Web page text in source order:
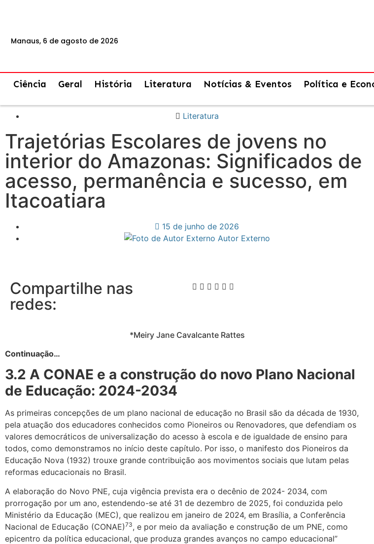
Manaus, 6 de agosto de 2026
Ciência Geral História Literatura Notícias & Eventos Política e
Literatura
Trajetórias Escolares de jovens no
interior do Amazonas: Significados de
acesso, permanência e sucesso, em
Itacoatiara
15 de junho de 2026
Autor Externo
Compartilhe nas
redes:
*Meiry Jane Cavalcante Rattes
Continuação…
3.2 A CONAE e a construção do novo Plano Nacional
de Educação: 2024-2034
As primeiras concepções de um plano nacional de educação no Brasil são da década de 1930,
pela atuação dos educadores conhecidos como Pioneiros ou Renovadores, que defendiam os
valores democráticos de universalização do acesso à escola e de igualdade de ensino para
todos, como demonstramos no início deste capítulo. Por isso, o manifesto dos Pioneiros da
Educação Nova (1932) trouxe grande contribuição aos movimentos sociais que lutam pelas
reformas educacionais no Brasil.
A elaboração do Novo PNE, cuja vigência prevista era o decênio de 2024- 2034, com
prorrogação por um ano, estendendo-se até 31 de dezembro de 2025, foi conduzida pelo
Ministério da Educação (MEC), que realizou em janeiro de 2024, em Brasília, a Conferência
Nacional de Educação (CONAE)73, e por meio da avaliação e construção de um PNE, como
epicentro da política educacional, que produza grandes avanços no campo educacional”